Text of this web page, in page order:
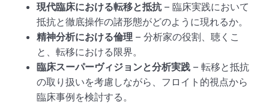
現代臨床における転移と抵抗– 臨床実践において
抵抗と徹底操作の諸形態がどのように現れるか。
精神分析における倫理 – 分析家の役割、聴くこ
と、転移における限界。
臨床スーパーヴィジョンと分析実践 – 転移と抵抗
の取り扱いを考慮しながら、フロイト的視点から
臨床事例を検討する。